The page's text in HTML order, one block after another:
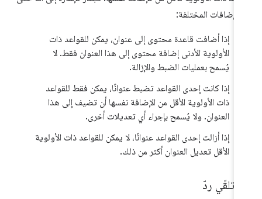
المختلفة:
إذا أضافت قاعدة محتوى إلى عنوان، يمكن للقواعد ذات
الأولوية الأدنى إضافة محتوى إلى هذا العنوان فقط. لا
يُسمح بعمليات الضبط والإزالة.
إذا كانت إحدى القواعد تضبط عنوانًا، يمكن فقط للقواعد
ذات الأولوية الأقل من الإضافة نفسها أن تضيف إلى هذا
العنوان. ولا يُسمح بإجراء أي تعديلات أخرى.
إذا أزالت إحدى القواعد عنوانًا، لا يمكن للقواعد ذات الأولوية
الأقل تعديل العنوان أكثر من ذلك.
تلقّي ردّ